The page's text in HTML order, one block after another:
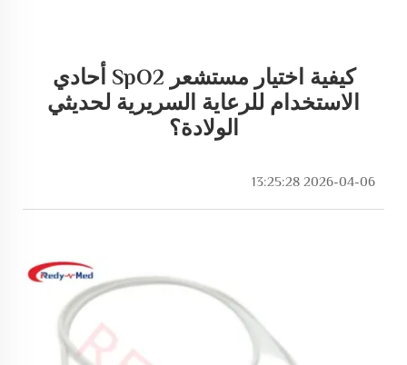
كيفية اختيار مستشعر SpO2 أحادي
الاستخدام للرعاية السريرية لحديثي
الولادة؟
2026-04-06 13:25:28